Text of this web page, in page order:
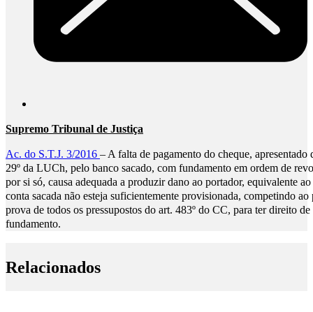
Supremo Tribunal de Justiça
Ac. do S.T.J. 3/2016 – A falta de pagamento do cheque,
29º da LUCh, pelo banco sacado, com fundamento em ordem de
por si só, causa adequada a produzir dano ao portador, equivalente
conta sacada não esteja suficientemente provisionada, competindo
prova de todos os pressupostos do art. 483º do CC, para ter direito
fundamento.
Relacionados